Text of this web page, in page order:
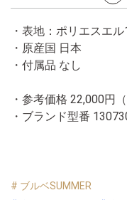
・表地：ポリエスエ
・原産国 日本
・付属品 なし
・参考価格 22,000円（
・ブランド型番
# ブルベSUMMER